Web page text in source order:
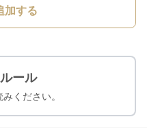
加する
ール
ください。